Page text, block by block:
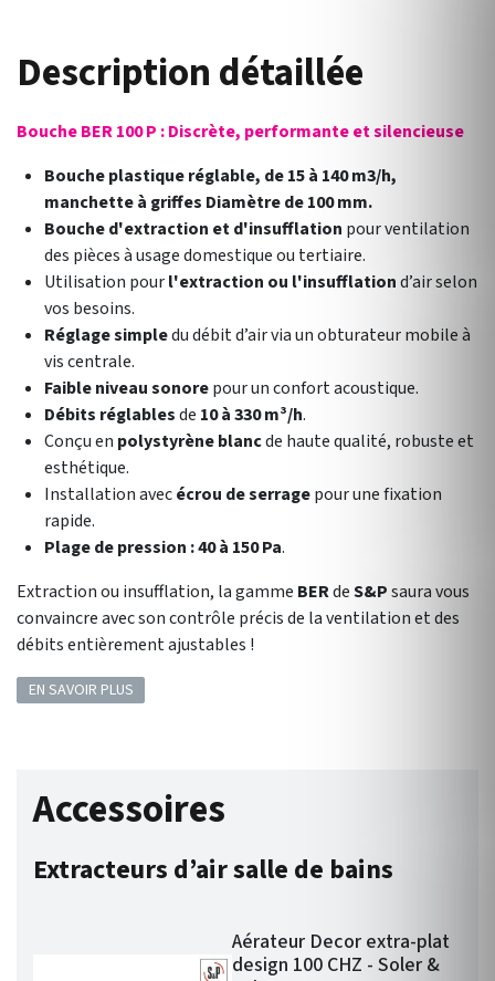
Description détaillée
Bouche BER 100 P : Discrète, performante et silencieuse
Bouche plastique réglable, de 15 à 140 m3/h,
manchette à griffes Diamètre de 100 mm.
Bouche d'extraction et d'insufflation pour ventilation
des pièces à usage domestique ou tertiaire.
Utilisation pourl'extraction ou l'insufflationd’air selon
vos besoins.
Réglage simpledu débit d’air via un obturateur mobile à
vis centrale.
Faible niveau sonorepour un confort acoustique.
Débits réglablesde 10 à 330 m³/h.
Conçu en polystyrène blancde haute qualité, robuste et
esthétique.
Installation avecécrou de serragepour une fixation
rapide.
Plage de pression : 40 à 150 Pa.
Extraction ou insufflation, la gamme BERdeS&Psaura vous
convaincre avec son contrôle précis de la ventilation et des
débits entièrement ajustables !
EN SAVOIR PLUS
Accessoires
Extracteurs d’air salle de bains
Aérateur Decor extra-plat
design 100 CHZ - Soler &